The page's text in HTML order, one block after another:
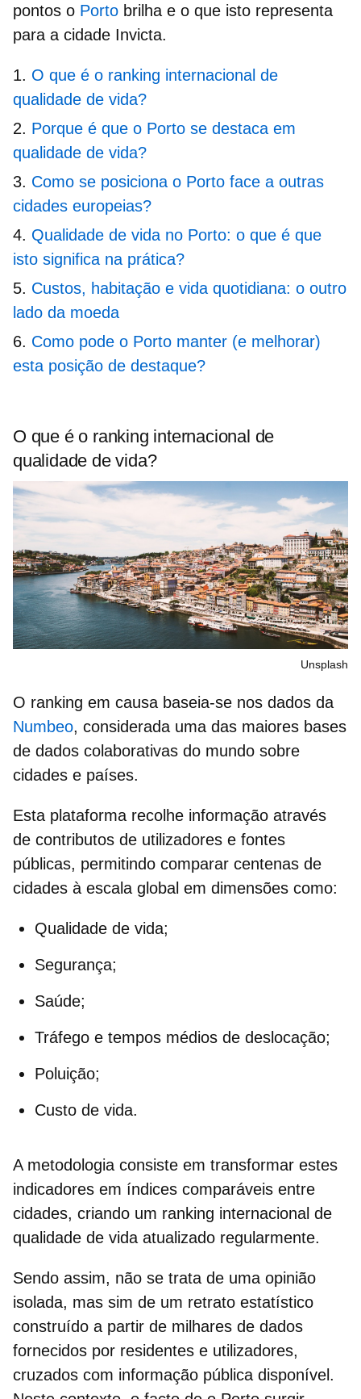
pontos o Porto brilha e o que isto representa
para a cidade Invicta.
O que é o ranking internacional de
qualidade de vida?
Porque é que o Porto se destaca em
qualidade de vida?
Como se posiciona o Porto face a outras
cidades europeias?
Qualidade de vida no Porto: o que é que
isto significa na prática?
Custos, habitação e vida quotidiana: o outro
lado da moeda
Como pode o Porto manter (e melhorar)
esta posição de destaque?
O que é o ranking internacional de
qualidade de vida?
Unsplash
O ranking em causa baseia-se nos dados da
Numbeo, considerada uma das maiores bases
de dados colaborativas do mundo sobre
cidades e países.
Esta plataforma recolhe informação através
de contributos de utilizadores e fontes
públicas, permitindo comparar centenas de
cidades à escala global em dimensões como:
Qualidade de vida;
Segurança;
Saúde;
Tráfego e tempos médios de deslocação;
Poluição;
Custo de vida.
A metodologia consiste em transformar estes
indicadores em índices comparáveis entre
cidades, criando um ranking internacional de
qualidade de vida atualizado regularmente.
Sendo assim, não se trata de uma opinião
isolada, mas sim de um retrato estatístico
construído a partir de milhares de dados
fornecidos por residentes e utilizadores,
cruzados com informação pública disponível.